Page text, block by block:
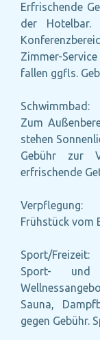
Erfrischende
der
Zimmer-
fallen ggfls.
Schwimmbad:
Zum
stehen
Gebühr zur
erfrischende
Verpflegung:
Frühstück vom
Sport/Freizeit:
Sport- und
Sauna,
gegen Gebühr.